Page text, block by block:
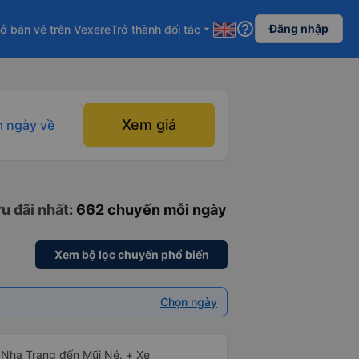
bán vé trên VexereTrở thành đối tác arrow_drop_down help_outline Đăng nhập
ngày về Xem giá
đãi nhất: 662 chuyến mỗi ngày
Xem bộ lọc chuyến phổ biến
Chọn ngày
Trang đến Mũi Né. + Xe